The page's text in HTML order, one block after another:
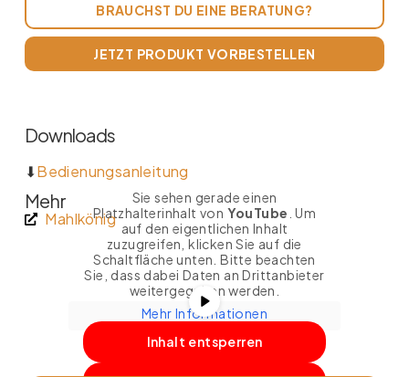
BRAUCHST DU EINE BERATUNG?
JETZT PRODUKT VORBESTELLEN
Downloads
⬇Bedienungsanleitung
Mehr
Mahlkönig
Sie sehen gerade einen
Platzhalterinhalt von YouTube . Um
auf den eigentlichen Inhalt
zuzugreifen, klicken Sie auf die
Schaltfläche unten. Bitte beachten
Sie, dass dabei Daten an Drittanbieter
weitergegeben werden.
Mehr Informationen
Inhalt entsperren